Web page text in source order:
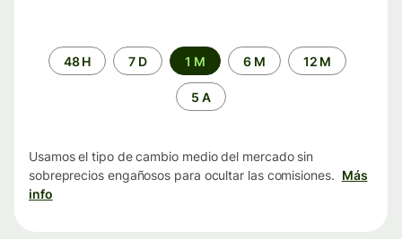
Periodo48 H 7 D 1 M 6 M 12 M
5 A
Usamos el tipo de cambio medio del mercado sin
sobreprecios engañosos para ocultar las comisiones. Más
info